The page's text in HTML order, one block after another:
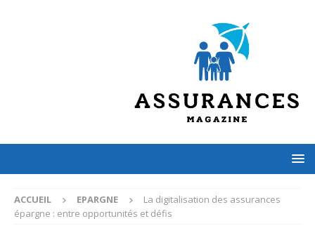
ACCUEIL EPARGNE
La digitalisation des assurances
épargne : entre opportunités et défis